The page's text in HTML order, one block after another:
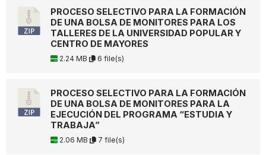
PROCESO SELECTIVO PARA LA FORMACIÓN
DE UNA BOLSA DE MONITORES PARA LOS
TALLERES DE LA UNIVERSIDAD POPULAR Y
CENTRO DE MAYORES
2.24 MB 6 file(s)
PROCESO SELECTIVO PARA LA FORMACIÓN
DE UNA BOLSA DE MONITORES PARA LA
EJECUCIÓN DEL PROGRAMA “ESTUDIA Y
TRABAJA”
2.06 MB 7 file(s)